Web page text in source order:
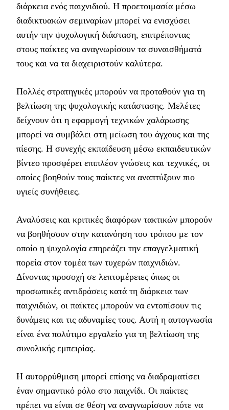
διάρκεια ενός παιχνιδιού. Η προετοιμασία μέσω
διαδικτυακών σεμιναρίων μπορεί να ενισχύσει
αυτήν την ψυχολογική διάσταση, επιτρέποντας
στους παίκτες να αναγνωρίσουν τα συναισθήματά
τους και να τα διαχειριστούν καλύτερα.
Πολλές στρατηγικές μπορούν να προταθούν για τη
βελτίωση της ψυχολογικής κατάστασης. Μελέτες
δείχνουν ότι η εφαρμογή τεχνικών χαλάρωσης
μπορεί να συμβάλει στη μείωση του άγχους και της
πίεσης. Η συνεχής εκπαίδευση μέσω εκπαιδευτικών
βίντεο προσφέρει επιπλέον γνώσεις και τεχνικές, οι
οποίες βοηθούν τους παίκτες να αναπτύξουν πιο
υγιείς συνήθειες.
Αναλύσεις και κριτικές διαφόρων τακτικών μπορούν
να βοηθήσουν στην κατανόηση του τρόπου με τον
οποίο η ψυχολογία επηρεάζει την επαγγελματική
πορεία στον τομέα των τυχερών παιχνιδιών.
Δίνοντας προσοχή σε λεπτομέρειες όπως οι
προσωπικές αντιδράσεις κατά τη διάρκεια των
παιχνιδιών, οι παίκτες μπορούν να εντοπίσουν τις
δυνάμεις και τις αδυναμίες τους. Αυτή η αυτογνωσία
είναι ένα πολύτιμο εργαλείο για τη βελτίωση της
συνολικής εμπειρίας.
Η αυτορρύθμιση μπορεί επίσης να διαδραματίσει
έναν σημαντικό ρόλο στο παιχνίδι. Οι παίκτες
πρέπει να είναι σε θέση να αναγνωρίσουν πότε να